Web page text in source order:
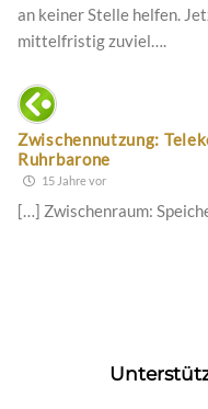
an keiner Stelle helfen.
mittelfristig zuviel….
Zwischennutzung:
Ruhrbarone
15 Jahre vor
[…] Zwischenraum: